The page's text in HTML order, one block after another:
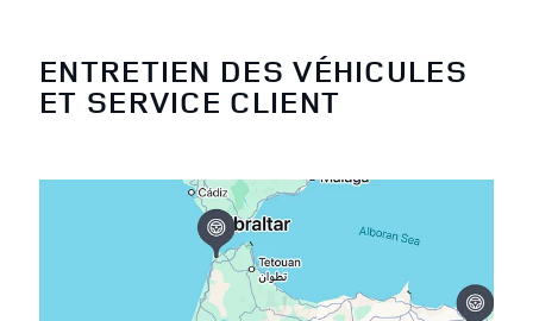
ENTRETIEN DES VÉHICULES
ET SERVICE CLIENT